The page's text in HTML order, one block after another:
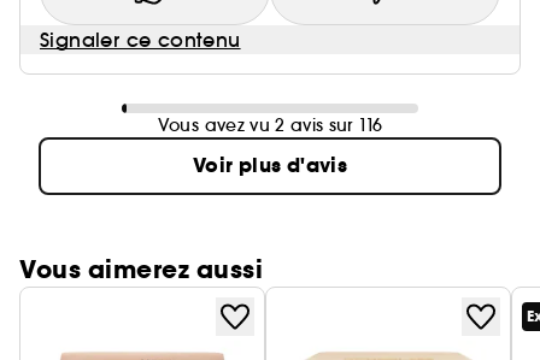
Signaler ce contenu
Vous avez vu 2 avis sur 116
Voir plus d'avis
Vous aimerez aussi